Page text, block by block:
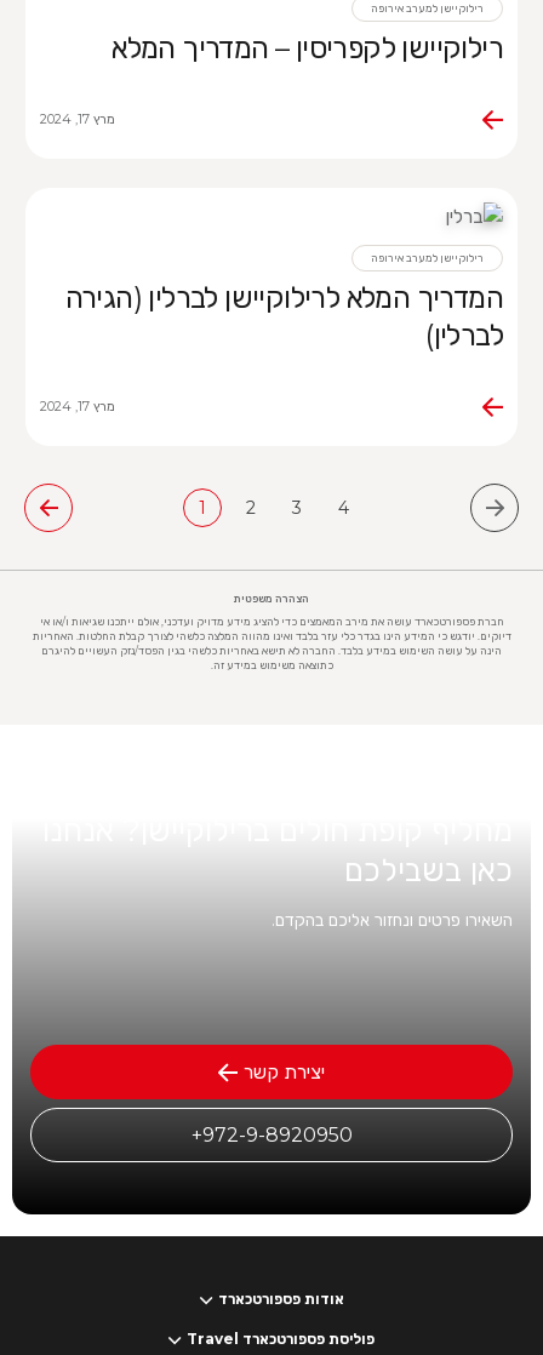
רילוקיישן למערב אירופה
רילוקיישן לקפריסין – המדריך המלא
מרץ 17, 2024
רילוקיישן למערב אירופה
המדריך המלא לרילוקיישן לברלין (הגירה
לברלין)
מרץ 17, 2024
1 2 3 4
הצהרה משפטית
חברת פספורטכארד עושה את מירב המאמצים כדי להציג מידע מדויק ועדכני, אולם ייתכנו שגיאות ו/או אי
דיוקים. יודגש כי המידע הינו בגדר כלי עזר בלבד ואינו מהווה המלצה כלשהי לצורך קבלת החלטות. האחריות
הינה על עושה השימוש במידע בלבד. החברה לא תישא באחריות כלשהי בגין הפסד/נזק העשויים להיגרם
כתוצאה משימוש במידע זה.
כאן בשבילכם
השאירו פרטים ונחזור אליכם בהקדם.
972-9-8920950+
יצירת קשר
אודות פספורטכארד
פוליסת פספורטכארד Travel